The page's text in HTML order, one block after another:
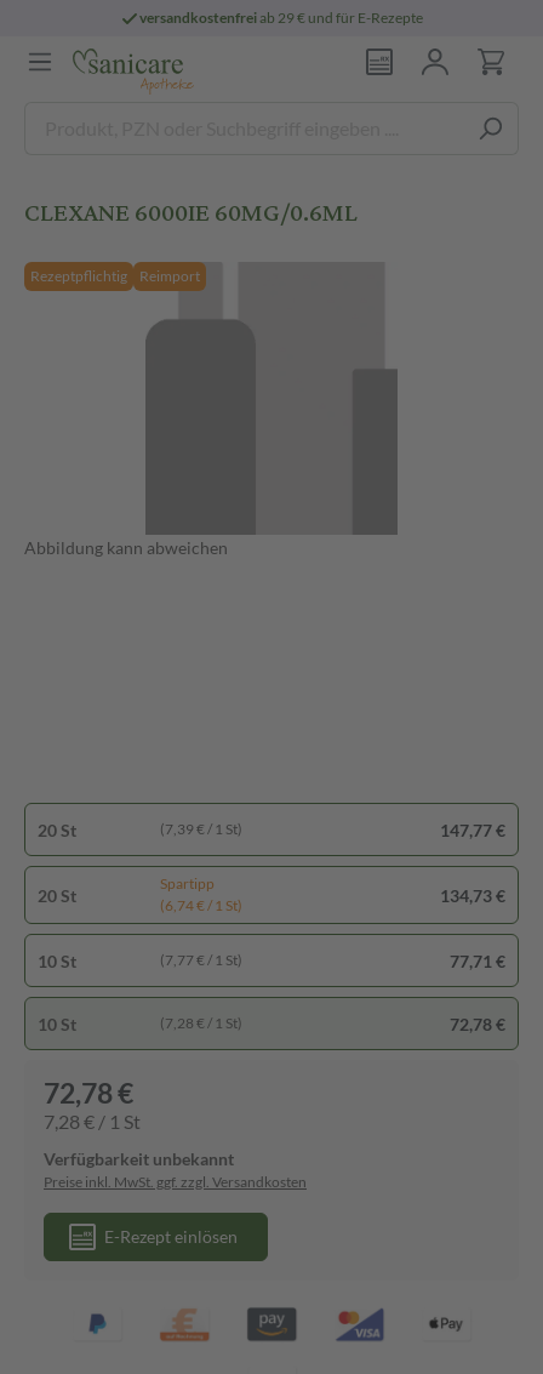
versandkostenfreiab 29 € und für E-Rezepte
CLEXANE 6000IE 60MG/0.6ML
Rezeptpflichtig Reimport
Abbildung kann abweichen
20 St (7,39 € / 1 St) 147,77 €
20 St
Spartipp
(6,74 € / 1 St)
134,73 €
10 St (7,77 € / 1 St) 77,71 €
10 St (7,28 € / 1 St) 72,78 €
72,78 €
7,28 € / 1 St
Verfügbarkeit unbekannt
Preise inkl. MwSt. ggf. zzgl. Versandkosten
E-Rezept einlösen